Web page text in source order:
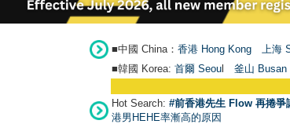
■中國 China： 香港 Hong Kong 上海
■韓國 Korea: 首爾 Seou 釜山 Busan
Hot Search: #前香港先生 Flow 再捲爭
港男HEHE率漸高的原因